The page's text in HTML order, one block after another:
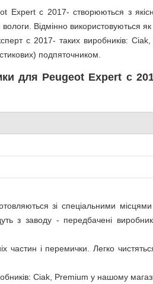
Expert с 2017- створюються з
Відмінно використовуються як
с 2017- таких виробників:
подпяточником.
для Peugeot Expert с
зі спеціальними
заводу - передбачені
частин і перемички. Легко
Ciak, Premium у нашому